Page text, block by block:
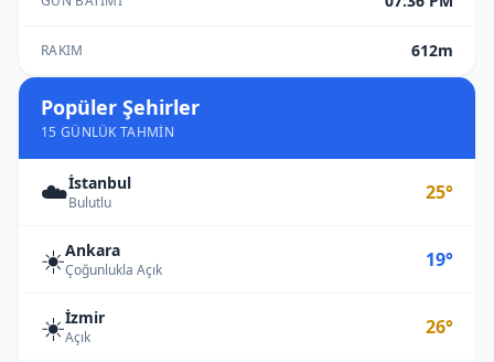
RAKIM 612m
Popüler Şehirler
15 GÜNLÜK TAHMIN
☁️İstanbul
Bulutlu 25°
☀️Ankara
Çoğunlukla Açık 19°
☀️İzmir
Açık 26°